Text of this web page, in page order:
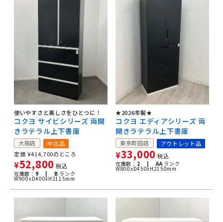
使いやすさと美しさをひとつに！
コクヨ サイビシリーズ 両開
きラテラル上下書庫
大阪店
中古品
定価 ¥414,700のところ
¥52,800 税込
在庫数： 9 | B ランク
W900xD400xH2115mm
★2026年製★
コクヨ エディアシリーズ 両
開きラテラル上下書庫
東京町田店 アウトレット品
¥33,000 税込
在庫数： 2 | AAランク
W800xD450xH2150mm